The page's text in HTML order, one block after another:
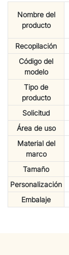
Nombre del
producto
Recopilación
Código del
modelo
Tipo de
producto
Solicitud
Área de uso
Material del
marco
Tamaño
Personalización
Embalaje